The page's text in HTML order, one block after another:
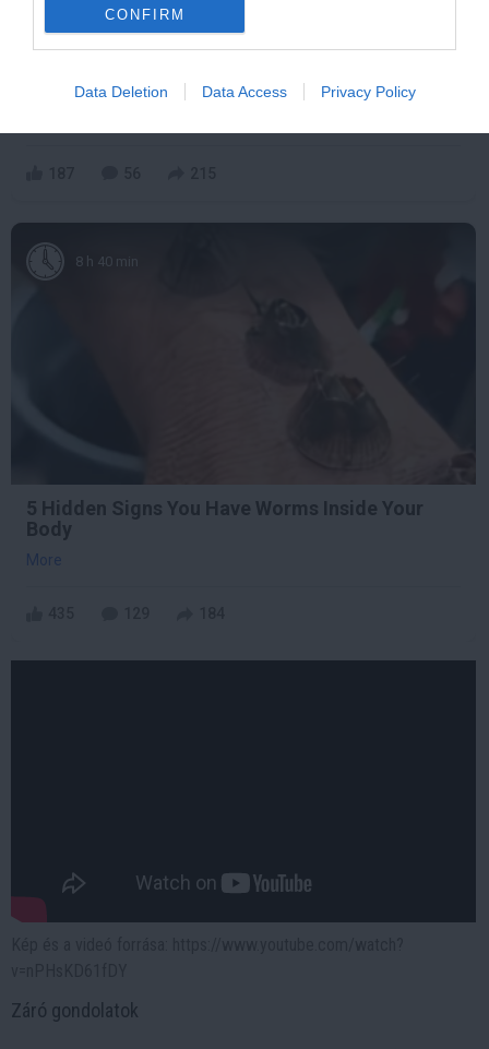
CONFIRM
Data Deletion Data Access Privacy Policy
Die Instantly
8 h 40 min
5 Hidden Signs You Have Worms Inside Your
Body
More
Záró gondolatok